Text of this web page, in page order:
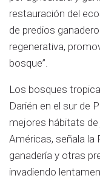
restauración del
de predios
regenerativa,
bosque”.
Los bosques
Darién en el sur de
mejores hábitats de
Américas, señala la
ganadería y otras
invadiendo